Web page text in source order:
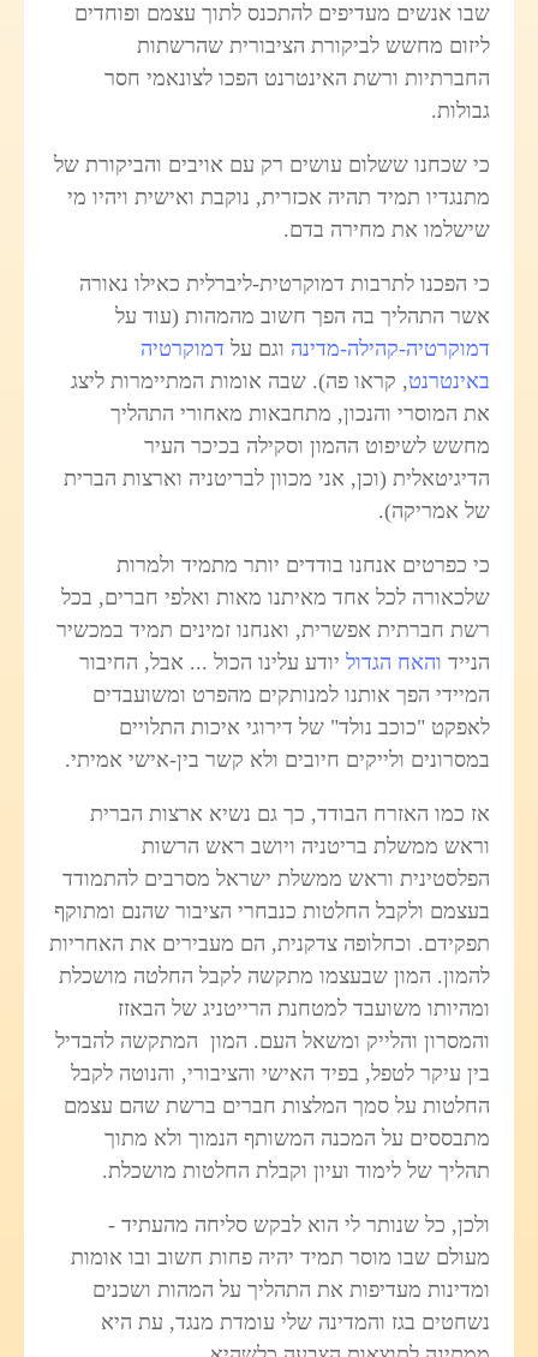
שבו אנשים מעדיפים להתכנס לתוך עצמם ופוחדים
ליזום מחשש לביקורת הציבורית שהרשתות
החברתיות ורשת האינטרנט הפכו לצונאמי חסר
גבולות.
כי שכחנו ששלום עושים רק עם אויבים והביקורת של
מתנגדיו תמיד תהיה אכזרית, נוקבת ואישית ויהיו מי
שישלמו את מחירה בדם.
כי הפכנו לתרבות דמוקרטית-ליברלית כאילו נאורה
אשר התהליך בה הפך חשוב מהמהות (עוד על
דמוקרטיה-קהילה-מדינה וגם על דמוקרטיה
באינטרנט, קראו פה). שבה אומות המתיימרות ליצג
את המוסרי והנכון, מתחבאות מאחורי התהליך
מחשש לשיפוט ההמון וסקילה בכיכר העיר
הדיגיטאלית (וכן, אני מכוון לבריטניה וארצות הברית
של אמריקה).
כי כפרטים אנחנו בודדים יותר מתמיד ולמרות
שלכאורה לכל אחד מאיתנו מאות ואלפי חברים, בכל
רשת חברתית אפשרית, ואנחנו זמינים תמיד במכשיר
הנייד והאח הגדול יודע עלינו הכול ... אבל, החיבור
המיידי הפך אותנו למנותקים מהפרט ומשועבדים
לאפקט "כוכב נולד" של דירוגי איכות התלויים
במסרונים ולייקים חיובים ולא קשר בין-אישי אמיתי.
אז כמו האזרח הבודד, כך גם נשיא ארצות הברית
וראש ממשלת בריטניה ויושב ראש הרשות
הפלסטינית וראש ממשלת ישראל מסרבים להתמודד
בעצמם ולקבל החלטות כנבחרי הציבור שהנם ומתוקף
תפקידם. וכחלופה צדקנית, הם מעבירים את האחריות
להמון. המון שבעצמו מתקשה לקבל החלטה מושכלת
ומהיותו משועבד למטחנת הרייטניג של הבאזז
והמסרון והלייק ומשאל העם. המון המתקשה להבדיל
בין עיקר לטפל, בפיד האישי והציבורי, והנוטה לקבל
החלטות על סמך המלצות חברים ברשת שהם עצמם
מתבססים על המכנה המשותף הנמוך ולא מתוך
תהליך של לימוד ועיון וקבלת החלטות מושכלת.
ולכן, כל שנותר לי הוא לבקש סליחה מהעתיד -
מעולם שבו מוסר תמיד יהיה פחות חשוב ובו אומות
ומדינות מעדיפות את התהליך על המהות ושכנים
נשחטים בגז והמדינה שלי עומדת מנגד, עת היא